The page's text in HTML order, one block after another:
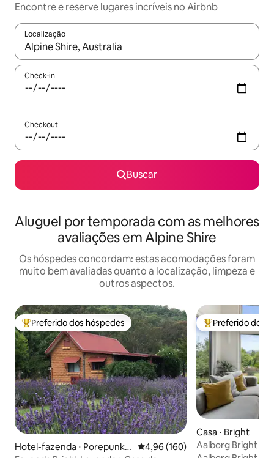
Encontre e reserve lugares incríveis no Airbnb
Localização
Quando os resultados estiverem disponíveis, explore-os
Check-in
Checkout
Buscar
Aluguel por temporada com as melhores
avaliações em Alpine Shire
Os hóspedes concordam: estas acomodações foram
muito bem avaliadas quanto a localização, limpeza e
outros aspectos.
Entre os melhores preferidos dos hóspedes
Preferido dos hóspedes
Hotel-fazenda ⋅ Porepunka
4,96 de uma avaliação média de
4,96 (160)
Entre os
Preferido dos
Casa ⋅ Bright
Aalborg Bright